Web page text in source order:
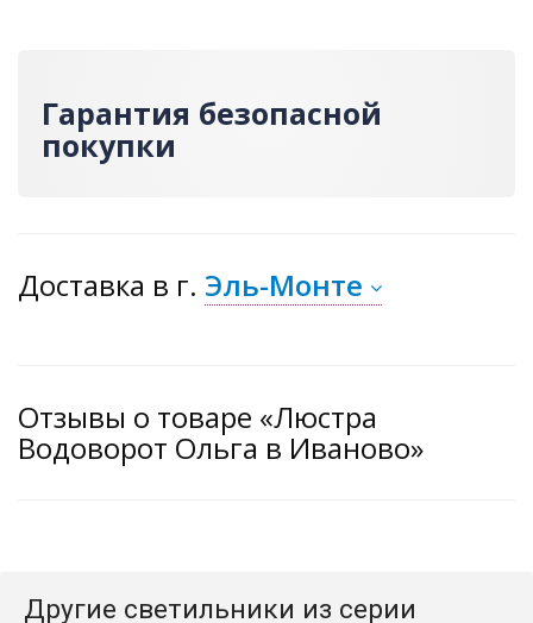
Гарантия безопасной
покупки
Доставка в г. Эль-Монте
Отзывы о товаре «Люстра
Водоворот Ольга в Иваново»
Другие светильники из серии